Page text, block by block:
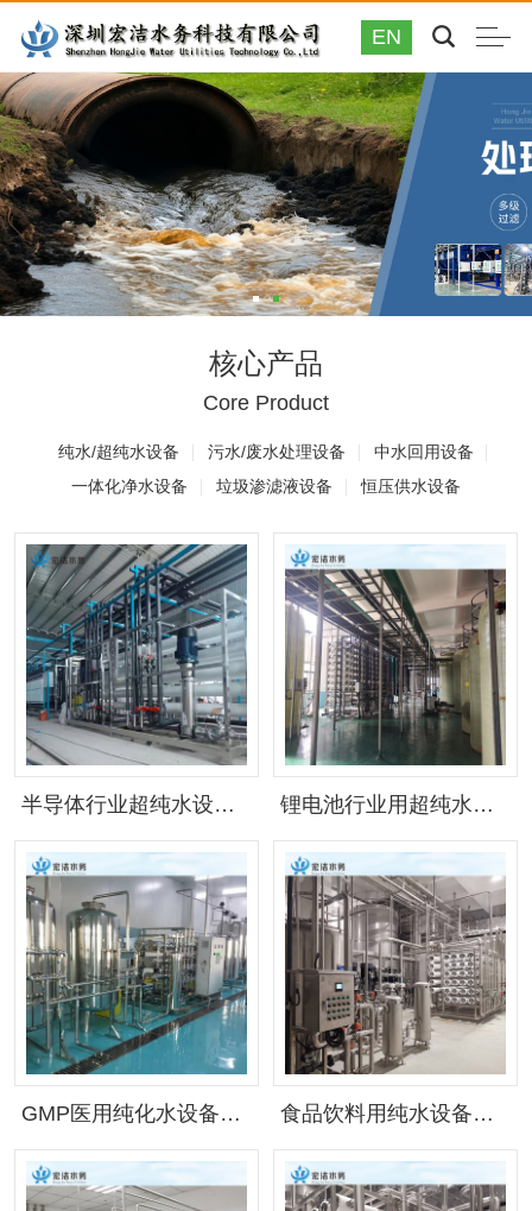
EN
核心产品
Core Product
纯水/超纯水设备 污水/废水处理设备
中水回用设备
一体化净水设备
垃圾渗滤液设备 恒压供水设备
半导体行业超纯水设备（可按需定制） 锂电池行业用超纯水设备（可按需定制）
GMP医用纯化水设备（可按需定制） 食品饮料用纯水设备（可按需定制）